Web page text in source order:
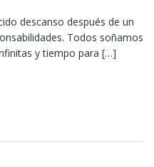
descanso después de un
Todos soñamos
y tiempo para […]